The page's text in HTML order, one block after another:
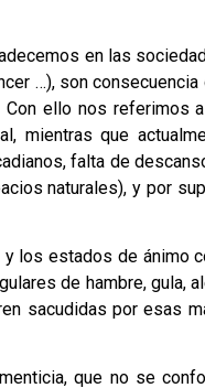
en las
…), son
ello nos referimos
mientras que
falta de
naturales), y por
los estados de ánimo
de hambre, gula,
sacudidas por esas
que no se